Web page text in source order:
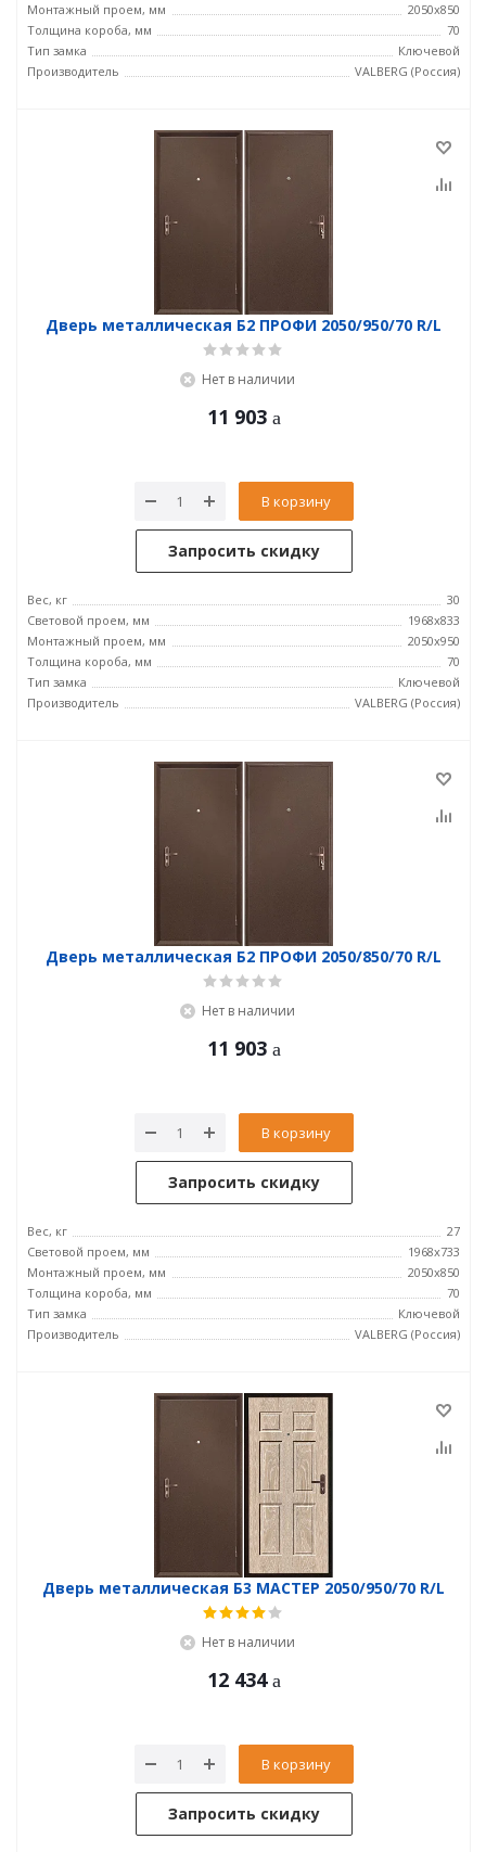
Монтажный проем, мм
2050x850
Толщина короба, мм
70
Тип замка
Ключевой
Производитель
VALBERG (Россия)
Дверь металлическая Б2 ПРОФИ 2050/950/70 R/L
Нет в наличии
11 903
В корзину
Запросить скидку
Вес, кг
30
Световой проем, мм
1968x833
Монтажный проем, мм
2050x950
Толщина короба, мм
70
Тип замка
Ключевой
Производитель
VALBERG (Россия)
Дверь металлическая Б2 ПРОФИ 2050/850/70 R/L
Нет в наличии
11 903
В корзину
Запросить скидку
Вес, кг
27
Световой проем, мм
1968x733
Монтажный проем, мм
2050x850
Толщина короба, мм
70
Тип замка
Ключевой
Производитель
VALBERG (Россия)
Дверь металлическая Б3 МАСТЕР 2050/950/70 R/L
Нет в наличии
12 434
В корзину
Запросить скидку